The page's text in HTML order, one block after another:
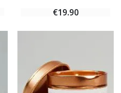
€19.90
€6.00